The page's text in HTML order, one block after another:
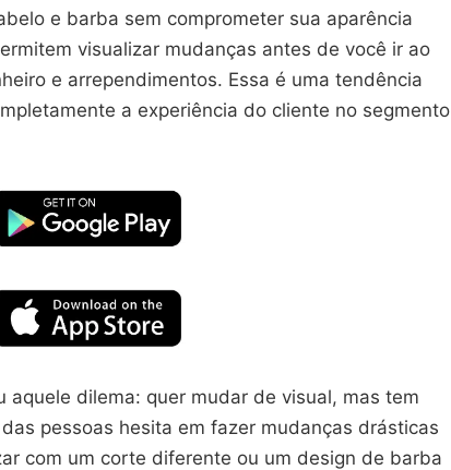
e barba sem comprometer sua aparência
visualizar mudanças antes de você ir ao
e arrependimentos. Essa é uma tendência
a experiência do cliente no segmento
aquele dilema: quer mudar de visual, mas tem
pessoas hesita em fazer mudanças drásticas
com um corte diferente ou um design de barba